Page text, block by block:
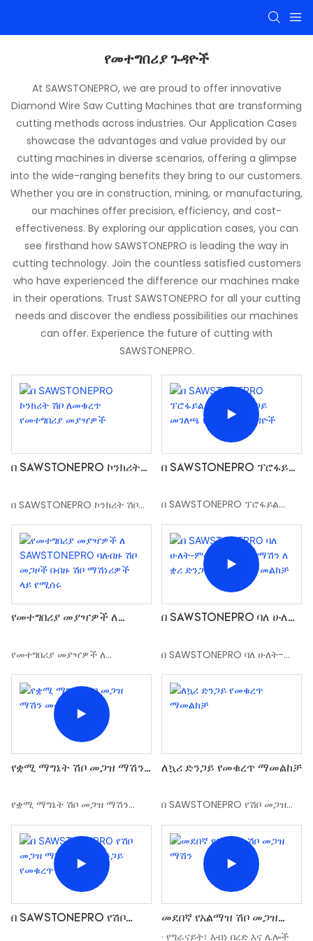
የመተግበሪያ ጉዳዮች
At SAWSTONEPRO, we are proud to offer innovative
Diamond Wire Saw Cutting Machines that are transforming
cutting methods across industries. Our Application Cases
showcase the advantages and value provided by our
cutting machines in diverse scenarios, offering a glimpse
into the wide-ranging benefits they bring to our customers.
Whether you are in construction, mining, or manufacturing,
our machines offer precision, efficiency, and cost-
effectiveness. By exploring our application cases, you can
see firsthand how SAWSTONEPRO is leading the way in
cutting technology. Join the countless satisfied customers
who have experienced the difference our machines make
in their operations. Trust SAWSTONEPRO for all your cutting
needs and discover the endless possibilities our machines
can offer. Experience the future of cutting with
SAWSTONEPRO.
በ SAWSTONEPRO ኮንክሪት
መያዣዎች
በ SAWSTONEPRO ኮንክሪት ሽቦ
ለመቁረጥ የመተግበሪያ መያዣዎች
በ SAWSTONEPRO ፕሮፋይል
የመተግበሪያ ጉዳዮች
በ SAWSTONEPRO ፕሮፋይል
ሽቦዎች የድንጋይ መገለጫ የመተግበሪያ
ጉዳዮች
የመተግበሪያ መያዣዎች ለ
መጋዞች በብዙ ሽቦ ማሽነሪዎች
የመተግበሪያ መያዣዎች ለ
SAWSTONEPRO ባለብዙ ሽቦ
መጋዞች በብዙ ሽቦ ማሽነሪዎች ላይ
የሚሰሩ
በ SAWSTONEPRO ባለ ሁለት-
ድንጋይ የመቁረጥ ማመልከቻ
በ SAWSTONEPRO ባለ ሁለት-
ምላጭ መቁረጫ ማሽን ለ ቋሪ ድንጋይ
የመቁረጥ ማመልከቻ
የቋሚ ማግኔት ሽቦ መጋዝ ማሽን
የቋሚ ማግኔት ሽቦ መጋዝ ማሽን
መተግበሪያ
ለኳሪ ድንጋይ የመቁረጥ ማመልከቻ
በ SAWSTONEPRO የሽቦ መጋዝ
ማሽኖች የኳሪ ድንጋይ የመቁረጥ
ማመልከቻ
በ SAWSTONEPRO የሽቦ
መደበኛ የአልማዝ ሽቦ መጋዝ
ማሽን
· የግራናይት፣ እብነ በረድ እና ሌሎች